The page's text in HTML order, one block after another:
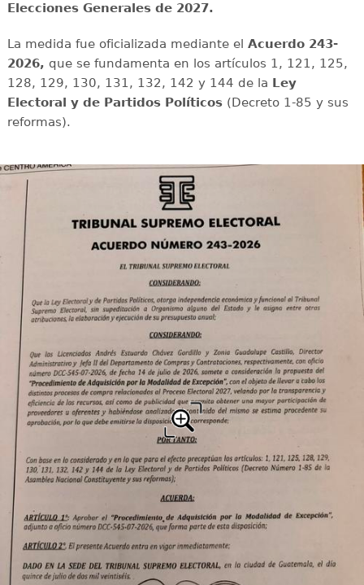
Elecciones Generales de 2027.
La medida fue oficializada mediante el Acuerdo 243-
2026, que se fundamenta en los artículos 1, 121, 125,
128, 129, 130, 131, 132, 142 y 144 de la Ley
Electoral y de Partidos Políticos(Decreto 1-85 y sus
reformas).